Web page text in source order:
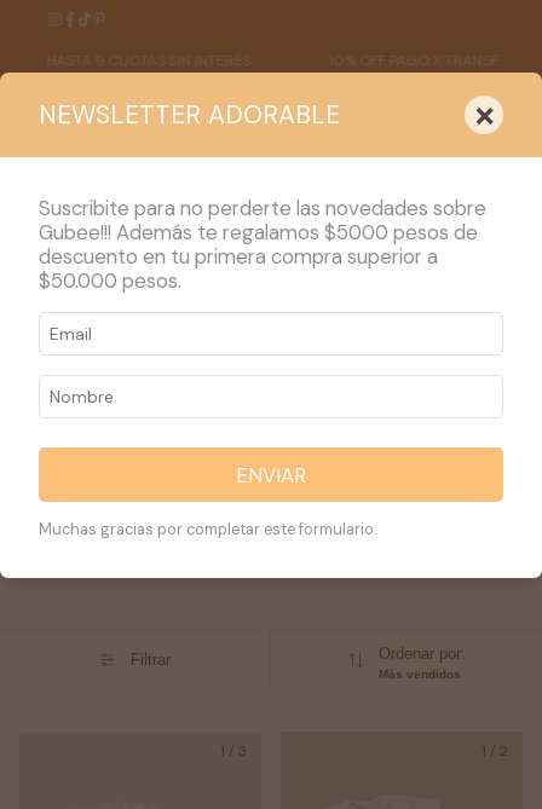
HASTA 9 CUOTAS SIN INTERÉS 10% OFF PAGO X TRANSF.
PRODUCTOS
AJUAR
MANGAS
CORTAS XS
Filtrar Ordenar por:
Más vendidos
1 / 3 1 / 2
NEWSLETTER ADORABLE ×
Suscribite para no perderte las novedades sobre
Gubee!!! Además te regalamos $5000 pesos de
descuento en tu primera compra superior a
$50.000 pesos.
ENVIAR
Muchas gracias por completar este formulario.